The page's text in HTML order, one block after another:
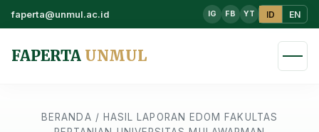
faperta@unmul.ac.id IG FB YT ID EN
FAPERTA UNMUL
BERANDA / HASIL LAPORAN EDOM FAKULTAS